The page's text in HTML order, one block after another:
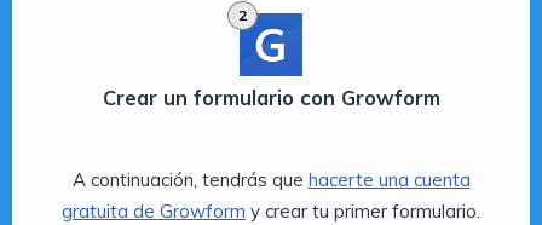
2
Crear un formulario con Growform
A continuación, tendrás que hacerte una cuenta
gratuita de Growform y crear tu primer formulario.